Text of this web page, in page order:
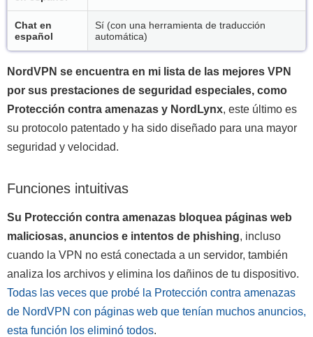
Chat en
español
Sí (con una herramienta de traducción
automática)
NordVPN se encuentra en mi lista de las mejores VPN
por sus prestaciones de seguridad especiales, como
Protección contra amenazas y NordLynx, este último es
su protocolo patentado y ha sido diseñado para una mayor
seguridad y velocidad.
Funciones intuitivas
Su Protección contra amenazas bloquea páginas web
maliciosas, anuncios e intentos de phishing, incluso
cuando la VPN no está conectada a un servidor, también
analiza los archivos y elimina los dañinos de tu dispositivo.
Todas las veces que probé la Protección contra amenazas
de NordVPN con páginas web que tenían muchos anuncios,
esta función los eliminó todos.